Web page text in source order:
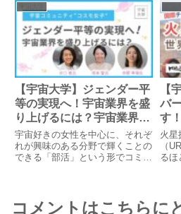
の出会いは、宇宙ではなく介護を
メインとした大きな展示会でのこ
とでした。お話していると、小西
真さんの技術は宇宙でも役立つ
も...
のル
【宇宙大学】ジェンダー平
等の実現へ！宇宙業界を盛
り上げるには？宇宙業界で
の女性のキャリア形成と展
望／コスモ女子:井口 恵
氏、塔本 愛氏、赤樫 朱海
宇宙好きの女性を中心に、それぞ
れが興味のある分野で輝くことの
できる「部活」という形でコミュ
2020年に立ち上げられました。
【
バ
す
火星
（
るほ
コメントはこちらに